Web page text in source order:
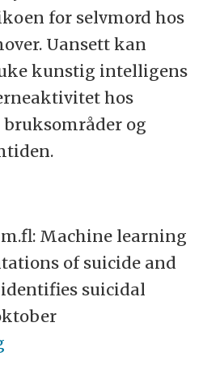
for selvmord hos
Uansett kan
kunstig intelligens
hos
og
Machine learning
of suicide and
suicidal